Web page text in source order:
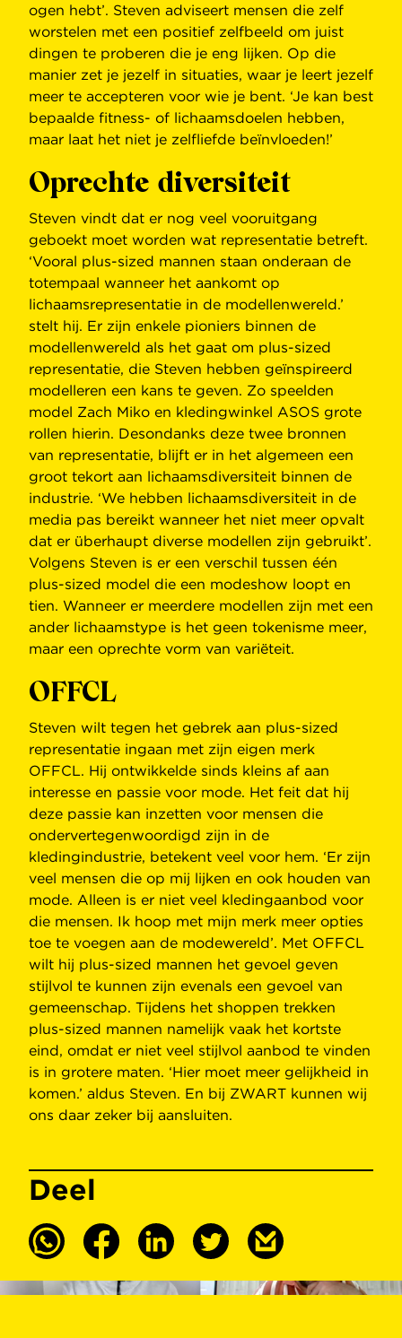
ogen hebt’. Steven adviseert mensen die zelf
worstelen met een positief zelfbeeld om juist
dingen te proberen die je eng lijken. Op die
manier zet je jezelf in situaties, waar je leert jezelf
meer te accepteren voor wie je bent. ‘Je kan best
bepaalde fitness- of lichaamsdoelen hebben,
maar laat het niet je zelfliefde beïnvloeden!’
Oprechte diversiteit
Steven vindt dat er nog veel vooruitgang
geboekt moet worden wat representatie betreft.
‘Vooral plus-sized mannen staan onderaan de
totempaal wanneer het aankomt op
lichaamsrepresentatie in de modellenwereld.’
stelt hij. Er zijn enkele pioniers binnen de
modellenwereld als het gaat om plus-sized
representatie, die Steven hebben geïnspireerd
modelleren een kans te geven. Zo speelden
model Zach Miko en kledingwinkel ASOS grote
rollen hierin. Desondanks deze twee bronnen
van representatie, blijft er in het algemeen een
groot tekort aan lichaamsdiversiteit binnen de
industrie. ‘We hebben lichaamsdiversiteit in de
media pas bereikt wanneer het niet meer opvalt
dat er überhaupt diverse modellen zijn gebruikt’.
Volgens Steven is er een verschil tussen één
plus-sized model die een modeshow loopt en
tien. Wanneer er meerdere modellen zijn met een
ander lichaamstype is het geen tokenisme meer,
maar een oprechte vorm van variëteit.
OFFCL
Steven wilt tegen het gebrek aan plus-sized
representatie ingaan met zijn eigen merk
OFFCL. Hij ontwikkelde sinds kleins af aan
interesse en passie voor mode. Het feit dat hij
deze passie kan inzetten voor mensen die
ondervertegenwoordigd zijn in de
kledingindustrie, betekent veel voor hem. ‘Er zijn
veel mensen die op mij lijken en ook houden van
mode. Alleen is er niet veel kledingaanbod voor
die mensen. Ik hoop met mijn merk meer opties
toe te voegen aan de modewereld’. Met OFFCL
wilt hij plus-sized mannen het gevoel geven
stijlvol te kunnen zijn evenals een gevoel van
gemeenschap. Tijdens het shoppen trekken
plus-sized mannen namelijk vaak het kortste
eind, omdat er niet veel stijlvol aanbod te vinden
is in grotere maten. ‘Hier moet meer gelijkheid in
komen.’ aldus Steven. En bij ZWART kunnen wij
ons daar zeker bij aansluiten.
Deel